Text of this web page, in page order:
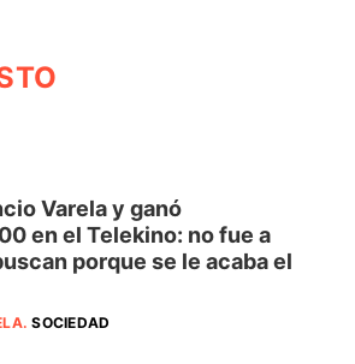
Varela y ganó
en el Telekino: no fue a
porque se le acaba el
.SOCIEDAD